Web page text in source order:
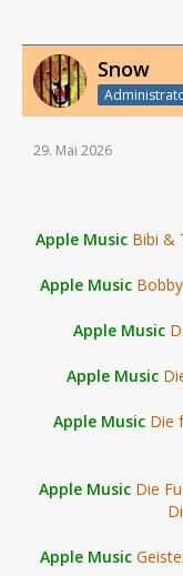
Snow
29. Mai 2026
Apple Music Bibi &
Apple Music
Apple Music
Apple Music
Apple Music Die
Apple Music Die
Apple Music